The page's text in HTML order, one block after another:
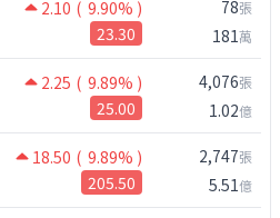
2.10 ( 9.90% )
23.30
78張
181萬
2.25 ( 9.89% )
25.00
4,076張
1.02億
18.50 ( 9.89% )
205.50
2,747張
5.51億